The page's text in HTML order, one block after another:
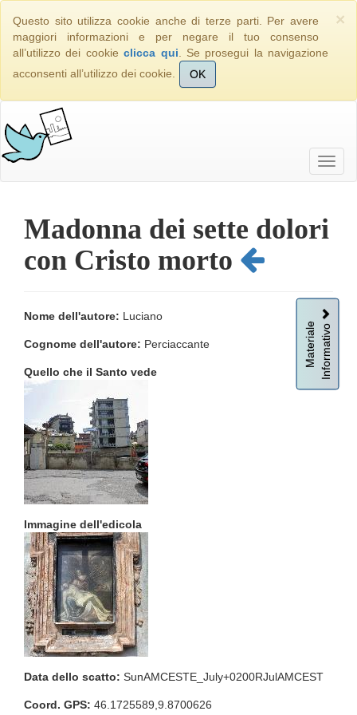
×
Questo sito utilizza cookie anche di terze parti. Per avere
maggiori informazioni e per negare il tuo consenso
all’utilizzo dei cookieclicca qui . Se prosegui la navigazione
acconsenti all’utilizzo dei cookie.
OK
Madonna dei sette dolori
con Cristo morto
MaterialeInformativo
Nome dell'autore: Luciano
Cognome dell'autore: Perciaccante
Quello che il Santo vede
Immagine dell'edicola
Data dello scatto: SunAMCESTE_July+0200RJulAMCEST
Coord. GPS: 46.1725589,9.8700626